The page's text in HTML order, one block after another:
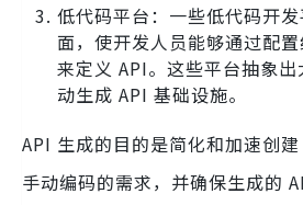
低代码平台：一些低代码开
面，使开发人员能够通过配
来定义 API。这些平台抽象
动生成 API 基础设施。
API 生成的目的是简化和加速创
手动编码的需求，并确保生成的